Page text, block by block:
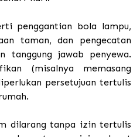
penggantian bola lampu,
taman, dan pengecatan
tanggung jawab penyewa.
(misalnya memasang
persetujuan tertulis
dilarang tanpa izin tertulis